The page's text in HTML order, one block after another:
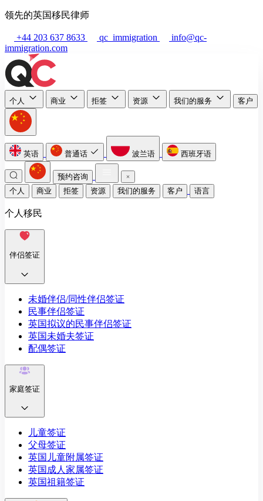
领先的英国移民律师
+44 203 637 8633 qc_immigration
info@qc-
immigration.com
个人 商业 拒签 资源 我们的服务 客户
英语 普通话 波兰语 西班牙语
预约咨询
个人
商业 拒签 资源 我们的服务 客户 语言
个人移民
伴侣签证
未婚伴侣/同性伴侣签证
民事伴侣签证
英国拟议的民事伴侣签证
英国未婚夫签证
配偶签证
家庭签证
儿童签证
父母签证
英国儿童附属签证
英国成人家属签证
英国祖籍签证